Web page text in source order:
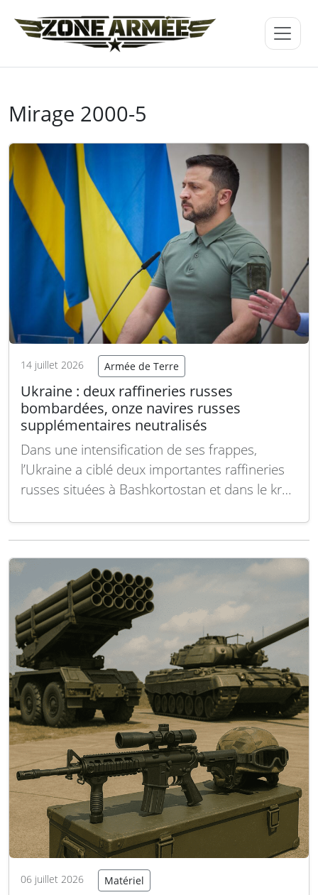
Mirage 2000-5
14 juillet 2026 Armée de Terre
Ukraine : deux raffineries russes
bombardées, onze navires russes
supplémentaires neutralisés
Dans une intensification de ses frappes,
l’Ukraine a ciblé deux importantes raffineries
russes situées à Bashkortostan et dans le kraï
russes supplémentaires ont été neutralisés
les capacités logistiques de la Russie. Sur le
terrain, la Russie mène…
06 juillet 2026 Matériel